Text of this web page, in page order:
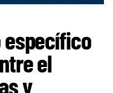
específico
el
y